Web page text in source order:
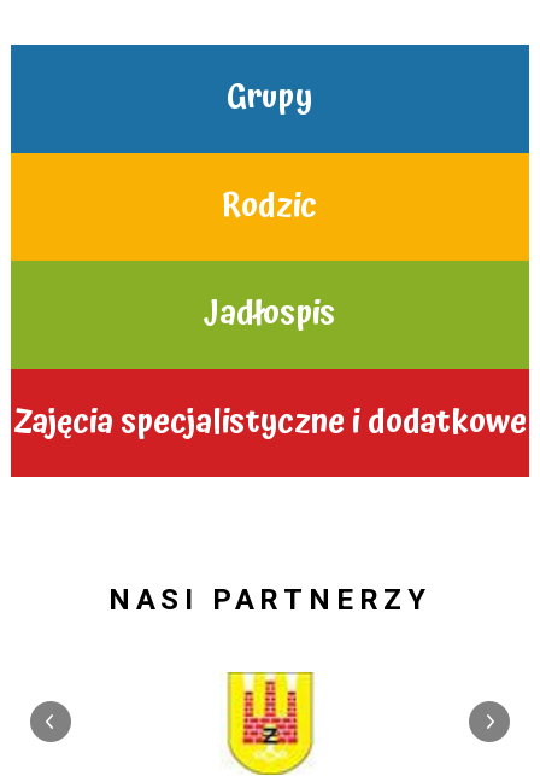
Grupy
Rodzic
Jadłospis
Zajęcia specjalistyczne i dodatkowe
NASI PARTNERZY